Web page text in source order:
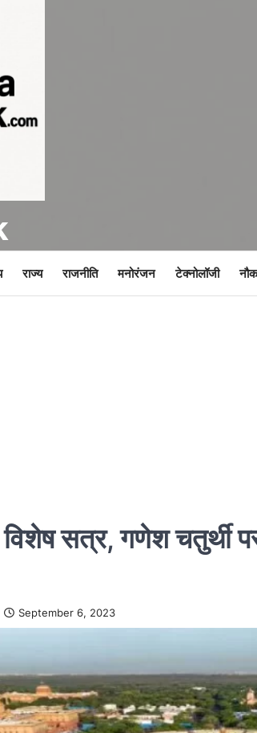
राज्य राजनीति मनोरंजन टेक्नोलॉजी
सत्र, गणेश चतुर्थी
September 6, 2023